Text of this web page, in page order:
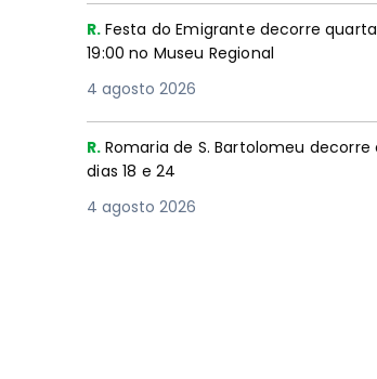
R. Festa do Emigrante decorre
19:00 no Museu Regional
4 agosto 2026
R. Romaria de S. Bartolomeu decorre
dias 18 e 24
4 agosto 2026